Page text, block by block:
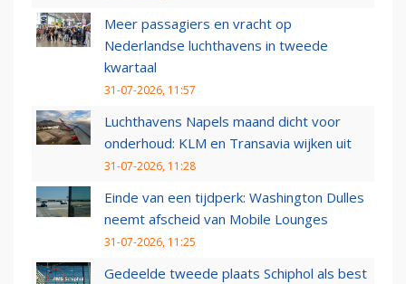
Meer passagiers en vracht op
Nederlandse luchthavens in tweede
kwartaal
31-07-2026, 11:57
Luchthavens Napels maand dicht voor
onderhoud: KLM en Transavia wijken uit
31-07-2026, 11:28
Einde van een tijdperk: Washington Dulles
neemt afscheid van Mobile Lounges
31-07-2026, 11:25
Gedeelde tweede plaats Schiphol als best